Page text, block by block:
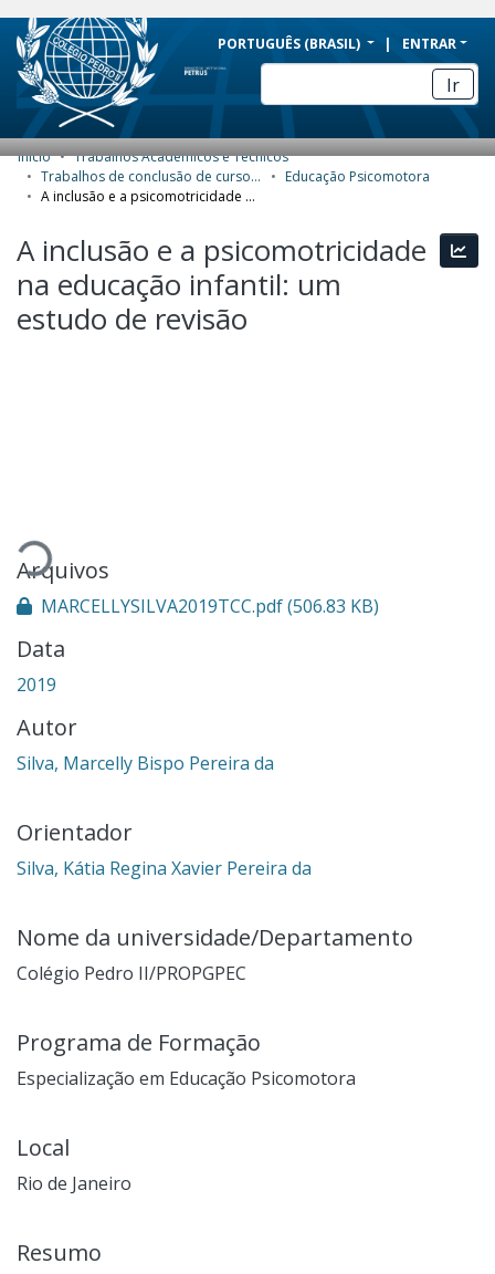
BRAZIL
Simplifique!
Comunica BR
Participe
Acesso à informação
Canais
PORTUGUÊS (BRASIL) ENTRAR
Ir
COMUNIDADES E COLEÇÕES
ESTATÍSTICAS
SOBRE
Início
Trabalhos Acadêmicos e Técnicos
Trabalhos de conclusão de curso de Especialização
Educação Psicomotora
A inclusão e a psicomotricidade na educação infantil: um estudo de revisão
A inclusão e a psicomotricidade
na educação infantil: um
estudo de revisão
Carregando...
Arquivos
MARCELLYSILVA2019TCC.pdf(506.83 KB)
Data
2019
Autor
Silva, Marcelly Bispo Pereira da
Orientador
Silva, Kátia Regina Xavier Pereira da
Nome da universidade/Departamento
Colégio Pedro II/PROPGPEC
Programa de Formação
Especialização em Educação Psicomotora
Local
Rio de Janeiro
Resumo